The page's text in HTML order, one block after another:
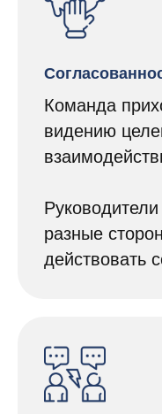
Команда
видению
разные
действовать